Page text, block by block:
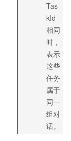
Tas
kId
相同
时，
表示
这些
任务
属于
同一
组对
话。